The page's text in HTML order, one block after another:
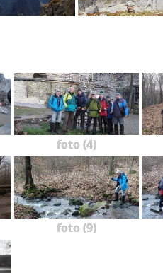
foto (4)
foto (9)